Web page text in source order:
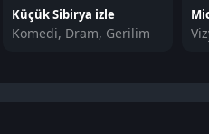
Küçük Sibirya izle
Komedi, Dram, Gerilim